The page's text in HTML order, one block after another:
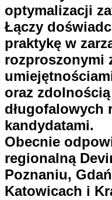
optymalizacji
Łączy
praktykę w
rozproszonymi
oraz
długofalowych
kandydatami.
Obecnie
regionalną
Poznaniu,
Katowicach i